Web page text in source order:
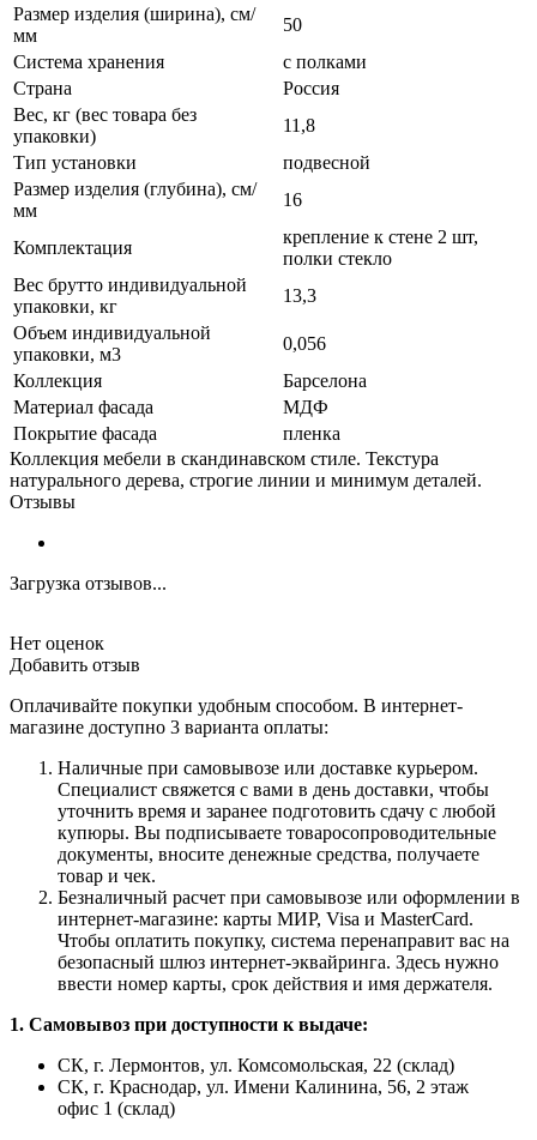
Размер изделия (ширина), см/
мм
50
Система хранения
с полками
Страна
Россия
Вес, кг (вес товара без
упаковки)
11,8
Тип установки
подвесной
Размер изделия (глубина), см/
мм
16
Комплектация
крепление к стене 2 шт,
полки стекло
Вес брутто индивидуальной
упаковки, кг
13,3
Объем индивидуальной
упаковки, м3
0,056
Коллекция
Барселона
Материал фасада
МДФ
Покрытие фасада
пленка
Коллекция мебели в скандинавском стиле. Текстура
натурального дерева, строгие линии и минимум деталей.
Отзывы
Загрузка отзывов...
Нет оценок
Добавить отзыв
Оплачивайте покупки удобным способом. В интернет-
магазине доступно 3 варианта оплаты:
Наличные при самовывозе или доставке курьером.
Специалист свяжется с вами в день доставки, чтобы
уточнить время и заранее подготовить сдачу с любой
купюры. Вы подписываете товаросопроводительные
документы, вносите денежные средства, получаете
товар и чек.
Безналичный расчет при самовывозе или оформлении в
интернет-магазине: карты МИР, Visa и MasterCard.
Чтобы оплатить покупку, система перенаправит вас на
безопасный шлюз интернет-эквайринга. Здесь нужно
ввести номер карты, срок действия и имя держателя.
1. Самовывоз при доступности к выдаче:
СК, г. Лермонтов, ул. Комсомольская, 22 (склад)
СК, г. Краснодар, ул. Имени Калинина, 56, 2 этаж
офис 1 (склад)